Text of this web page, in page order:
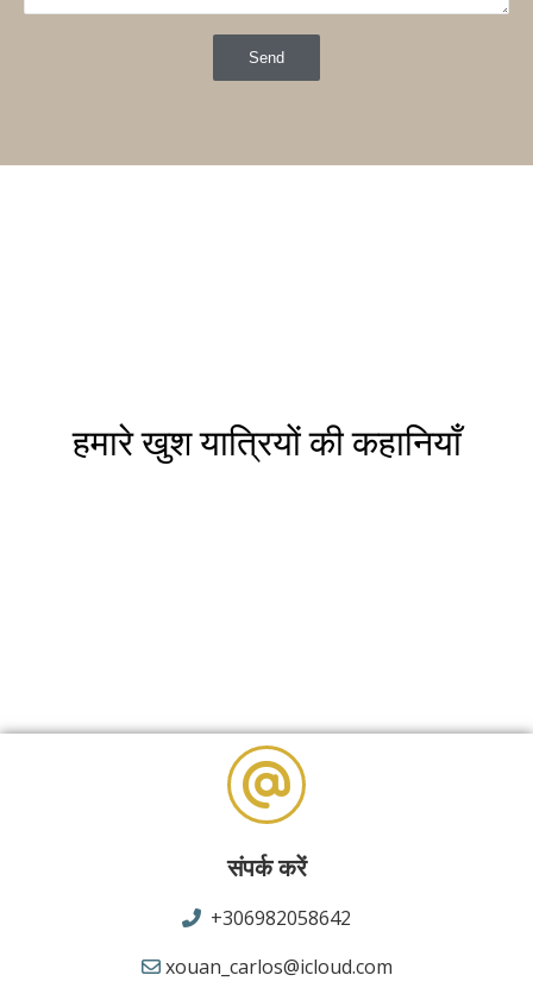
Send
हमारे खुश यात्रियों की कहानियाँ
संपर्क करें
+306982058642
xouan_carlos@icloud.com